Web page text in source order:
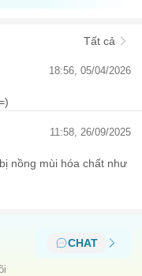
Tất cả
18:56, 05/04/2026
11:58, 26/09/2025
nồng mùi hóa chất như
CHAT